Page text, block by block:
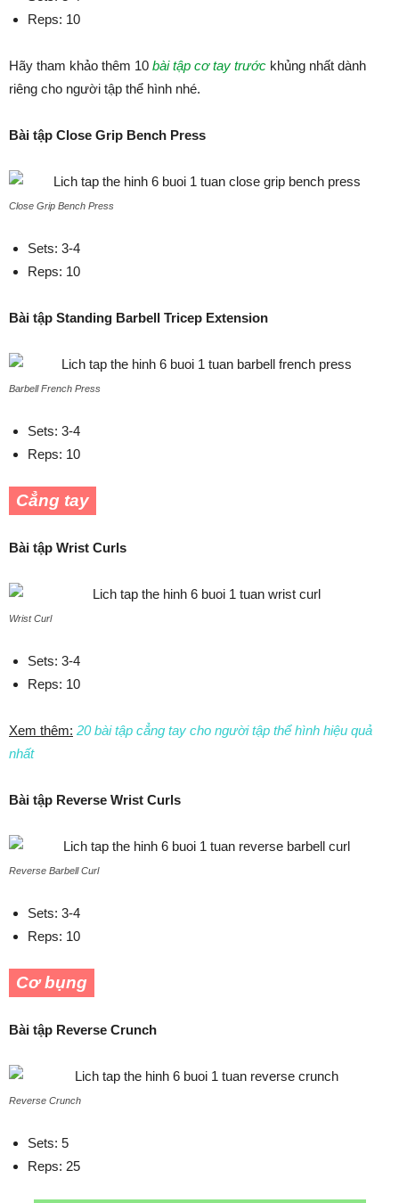
Reps: 10
Hãy tham khảo thêm 10 bài tập cơ tay trước khủng nhất dành
riêng cho người tập thể hình nhé.
Bài tập Close Grip Bench Press
Close Grip Bench Press
Sets: 3-4
Reps: 10
Bài tập Standing Barbell Tricep Extension
Barbell French Press
Sets: 3-4
Reps: 10
Cẳng tay
Bài tập Wrist Curls
Wrist Curl
Sets: 3-4
Reps: 10
Xem thêm: 20 bài tập cẳng tay cho người tập thể hình hiệu quả
nhất
Bài tập Reverse Wrist Curls
Reverse Barbell Curl
Sets: 3-4
Reps: 10
Cơ bụng
Bài tập Reverse Crunch
Reverse Crunch
Sets: 5
Reps: 25